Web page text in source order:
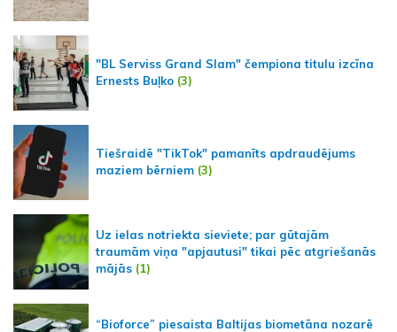
"BL Serviss Grand Slam" čempiona titulu izcīna
Ernests Buļko (3)
Tiešraidē "TikTok" pamanīts apdraudējums
maziem bērniem (3)
Uz ielas notriekta sieviete; par gūtajām
traumām viņa "apjautusi" tikai pēc atgriešanās
mājās (1)
“Bioforce” piesaista Baltijas biometāna nozarē